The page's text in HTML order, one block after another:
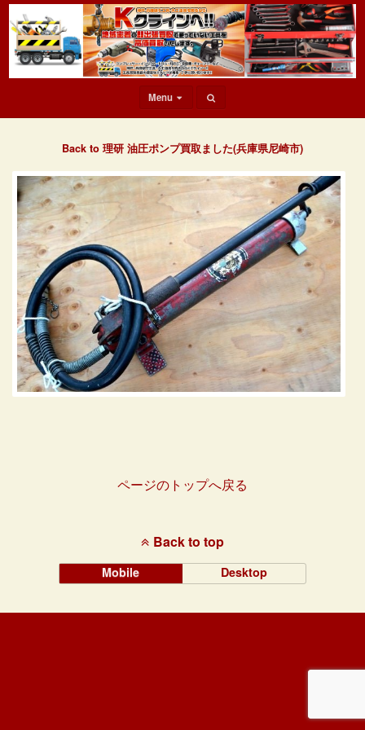
Menu
Back to 理研 油圧ポンプ買取ました(兵庫県尼崎市)
ページのトップへ戻る
Back to top
Mobile Desktop